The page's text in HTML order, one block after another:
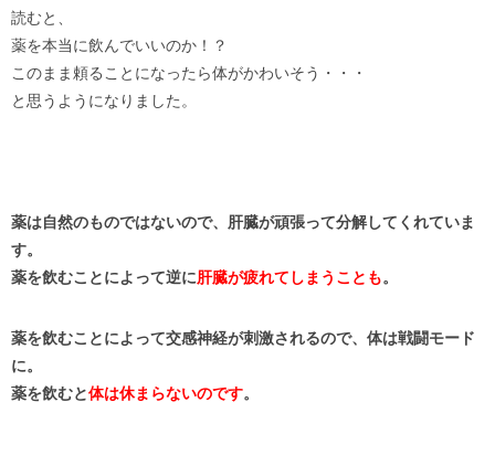
読むと、
薬を本当に飲んでいいのか！？
このまま頼ることになったら体がかわいそう・・・
と思うようになりました。
薬は自然のものではないので、肝臓が頑張って分解してくれていま
す。
薬を飲むことによって逆に肝臓が疲れてしまうことも。
薬を飲むことによって交感神経が刺激されるので、 体は戦闘モード
に。
薬を飲むと体は休まらないのです。